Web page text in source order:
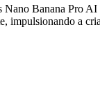
Banana Pro
impulsionando a